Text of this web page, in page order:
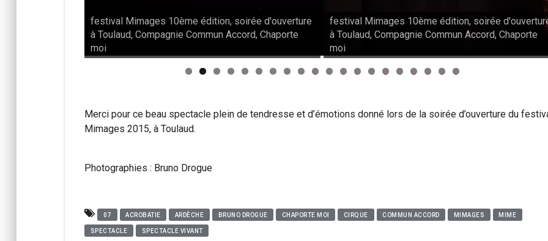
festival Mimages 10ème édition, soirée d'ouverture
à Toulaud, Compagnie Commun Accord, Chaporte
moi
festival Mimages 10ème édition, soirée
à Toulaud, Compagnie Commun Accord, Chaporte
moi
0 1 2 3 4 5 6 7 8 9 0
Merci pour ce beau spectacle plein de tendresse et d’émotions donné lors de la soirée d’ouverture du
Mimages 2015, à Toulaud.
Photographies : Bruno Drogue
07 ACROBATIE ARDÈCHE BRUNO DROGUE CHAPORTE MOI CIRQUE COMMUN ACCORD MIMAGES MIME
SPECTACLE SPECTACLE VIVANT